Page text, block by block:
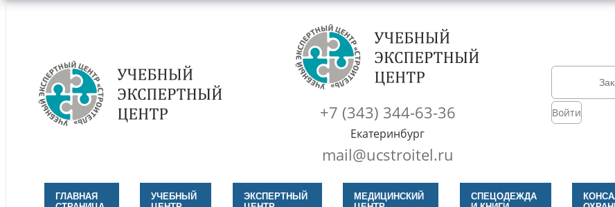
+7 (343) 344-63-36
Екатеринбург
mail@ucstroitel.ru
Войти
ГЛАВНАЯ
УЧЕБНЫЙ
ЭКСПЕРТНЫЙ
МЕДИЦИНСКИЙ
СПЕЦОДЕЖДА